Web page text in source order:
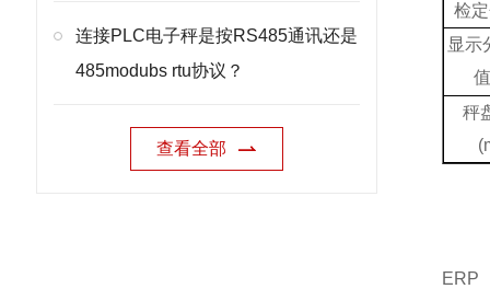
连接PLC电子秤是按RS485通讯还是
485modubs rtu协议？
查看全部
检
显示
值
秤
ERP